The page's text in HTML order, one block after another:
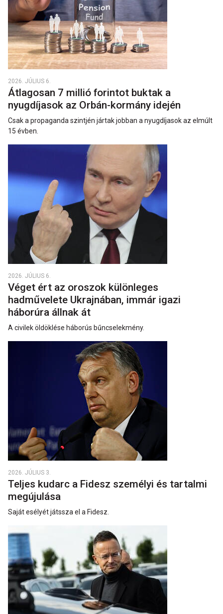
2026. JÚLIUS 6.
Átlagosan 7 millió forintot buktak a
nyugdíjasok az Orbán-kormány idején
Csak a propaganda szintjén jártak jobban a nyugdíjasok az elmúlt
15 évben.
2026. JÚLIUS 6.
Véget ért az oroszok különleges
hadművelete Ukrajnában, immár igazi
háborúra állnak át
A civilek öldöklése háborús bűncselekmény.
2026. JÚLIUS 3.
Teljes kudarc a Fidesz személyi és tartalmi
megújulása
Saját esélyét játssza el a Fidesz.